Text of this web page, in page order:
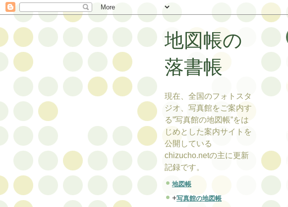
地図帳の
落書帳
現在、全国のフォトスタ
ジオ、写真館をご案内す
る”写真館の地図帳”をは
じめとした案内サイトを
公開している
chizucho.netの主に更新
記録です。
地図帳
+写真館の地図帳